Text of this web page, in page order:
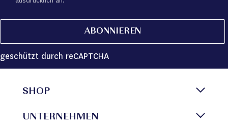
ABONNIEREN
geschützt durch reCAPTCHA
SHOP
UNTERNEHMEN